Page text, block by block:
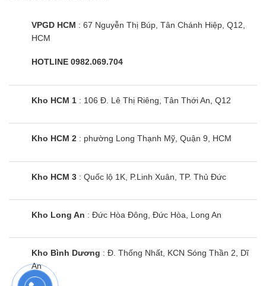
mức nhiệt độ chuẩn ở chương trình Nướng thông
thường.
Nướng thịt: Để nướng thịt mềm và đọng nước.
Rã đông: Để rã đông các thực phẩm đông lạnh,
rã đông.
ích đặc biệt hữu dụng
Chức năng tự vệ sinh bằng nhiệt phân
Chức năng này giúp đốt cháy các vết bẩn còn sót
lại trong lò sau khi nướng với nhiệt độ cực cao.
Nhờ đó, bạn sẽ đỡ mất thời gian để vệ sinh lò hơn
và không cần dùng các chất tẩy rửa hoá học
VPGD HCM : 67 Nguyễn Thị Búp, Tân Chánh Hiệp, Q12,
HCM
HOTLINE 0982.069.704
Kho HCM 1 : 106 Đ. Lê Thị Riêng, Tân Thới An, Q12
Kho HCM 2 : phường Long Thạnh Mỹ, Quận 9, HCM
Kho HCM 3 : Quốc lộ 1K, P.Linh Xuân, TP. Thủ Đức
Kho Long An : Đức Hòa Đông, Đức Hòa, Long An
Kho Bình Dương : Đ. Thống Nhất, KCN Sóng Thần 2, Dĩ
An